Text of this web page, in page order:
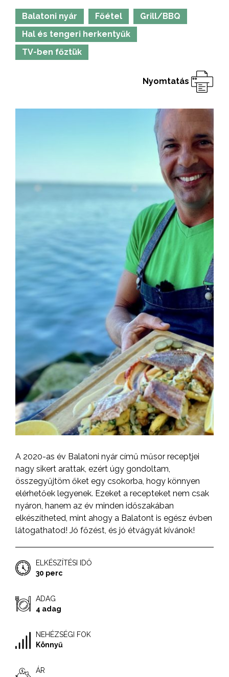
Balatoni nyár Főétel
Grill/BBQ
Hal és tengeri herkentyűk
TV-ben főztük
Nyomtatás
A 2020-as év Balatoni nyár című műsor receptjei
nagy sikert arattak, ezért úgy gondoltam,
összegyűjtöm őket egy csokorba, hogy könnyen
elérhetőek legyenek. Ezeket a recepteket nem csak
nyáron, hanem az év minden időszakában
elkészítheted, mint ahogy a Balatont is egész évben
látogathatod! Jó főzést, és jó étvágyát kívánok!
ELKÉSZÍTÉSI IDŐ
30 perc
ADAG
4 adag
NEHÉZSÉGI FOK
Könnyű
ÁR